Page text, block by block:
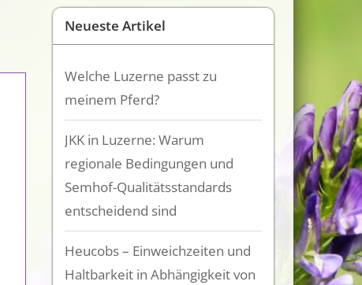
Neueste Artikel
Welche Luzerne passt zu
meinem Pferd?
JKK in Luzerne: Warum
regionale Bedingungen und
Semhof-Qualitätsstandards
entscheidend sind
Heucobs – Einweichzeiten und
Haltbarkeit in Abhängigkeit von